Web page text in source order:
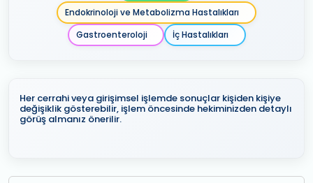
Endokrinoloji ve Metabolizma Hastalıkları
Gastroenteroloji
İç Hastalıkları
Her cerrahi veya girişimsel işlemde sonuçlar kişiden kişiye
değişiklik gösterebilir, işlem öncesinde hekiminizden detaylı
görüş almanız önerilir.